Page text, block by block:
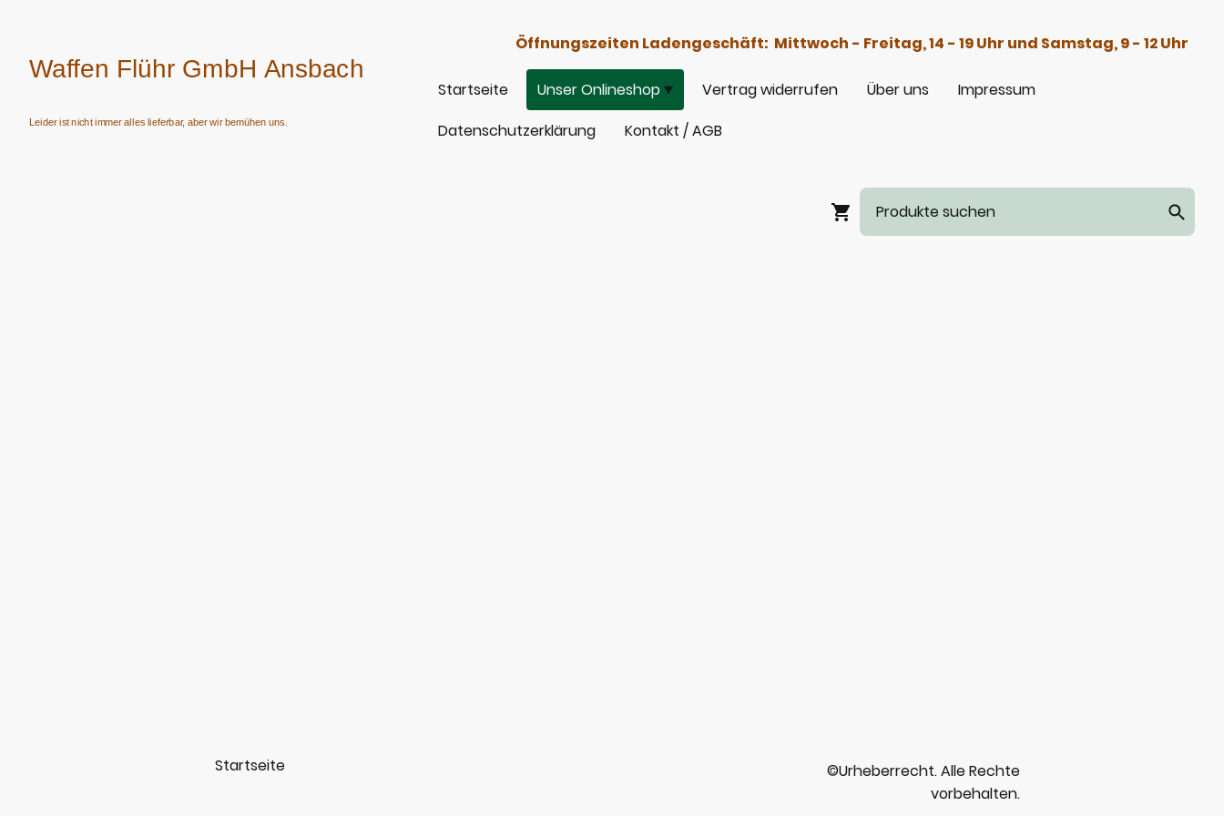
Waffen Flühr GmbH Ansbach
Leider ist nicht immer alles lieferbar, aber wir bemühen uns.
Öffnungszeiten Ladengeschäft: Mittwoch - Freitag, 14 - 19 Uhr und Samstag, 9 - 12 Uhr
Startseite Unser Onlineshop Vertrag widerrufen Über uns
Impressum
Datenschutzerklärung
Kontakt / AGB
Startseite
©Urheberrecht. Alle Rechte
vorbehalten.